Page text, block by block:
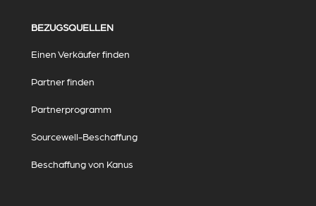
BEZUGSQUELLEN
Einen Verkäufer finden
Partner finden
Partnerprogramm
Sourcewell-Beschaffung
Beschaffung von Kanus